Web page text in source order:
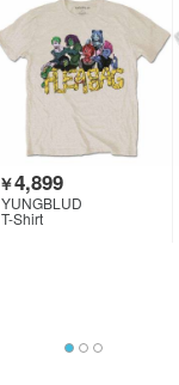
￥4,899
YUNGBLUD
T-Shirt